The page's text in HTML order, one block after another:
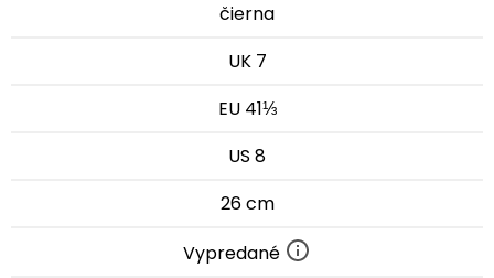
čierna
UK 7
EU 41⅓
US 8
26 cm
Vypredané